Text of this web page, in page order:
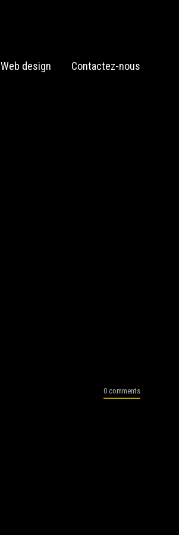
Web design Contactez-nous
0 comments